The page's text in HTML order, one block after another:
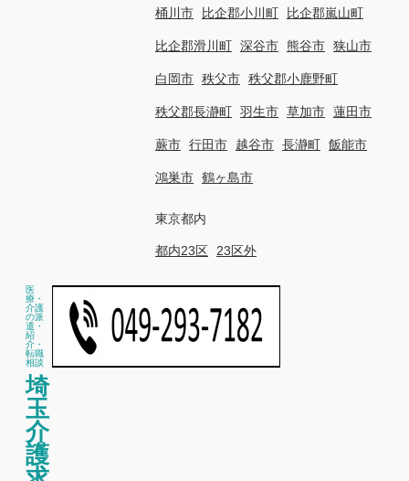
桶川市 比企郡小川町 比企郡嵐山町
比企郡滑川町 深谷市 熊谷市 狭山市
白岡市 秩父市 秩父郡小鹿野町
秩父郡長瀞町 羽生市 草加市 蓮田市
蕨市 行田市 越谷市 長瀞町 飯能市
鴻巣市 鶴ヶ島市
東京都内
都内23区 23区外
医
療・
介護
の派
遣・
紹
介・
転職
相談
埼
玉
介
護